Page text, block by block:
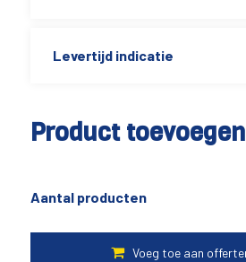
Product toevoegen
Aantal producten
Levertijd indicatie